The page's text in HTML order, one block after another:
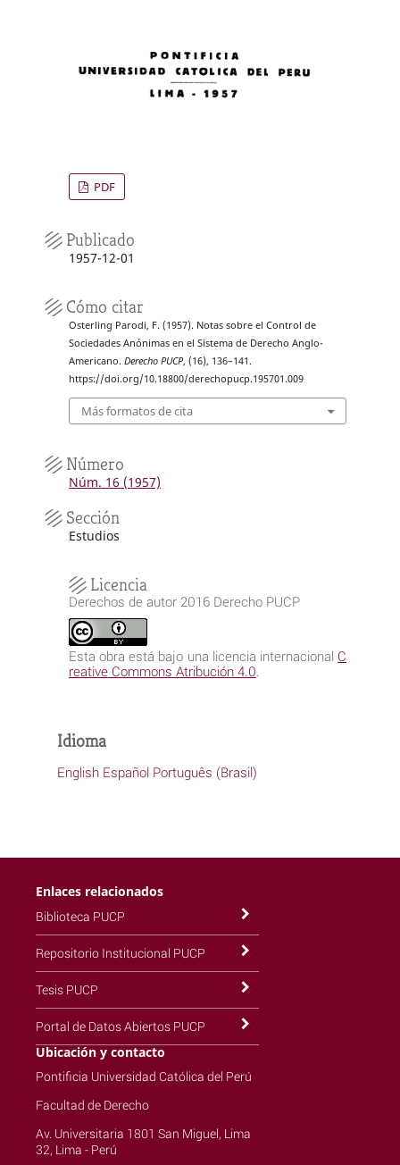
PDF
Publicado
1957-12-01
Cómo citar
Osterling Parodi, F. (1957). Notas sobre el Control de
Sociedades Anónimas en el Sistema de Derecho Anglo-
Americano. Derecho PUCP, (16), 136–141.
https://doi.org/10.18800/derechopucp.195701.009
Más formatos de cita
Número
Núm. 16 (1957)
Sección
Estudios
Licencia
Derechos de autor 2016 Derecho PUCP
Esta obra está bajo una licencia internacional C
reative Commons Atribución 4.0
Idioma
English Español Português (Brasil)
Enlaces relacionados
Biblioteca PUCP
Repositorio Institucional PUCP
Tesis PUCP
Portal de Datos Abiertos PUCP
Ubicación y contacto
Pontificia Universidad Católica del Perú
Facultad de Derecho
Av. Universitaria 1801 San Miguel, Lima
32, Lima - Perú